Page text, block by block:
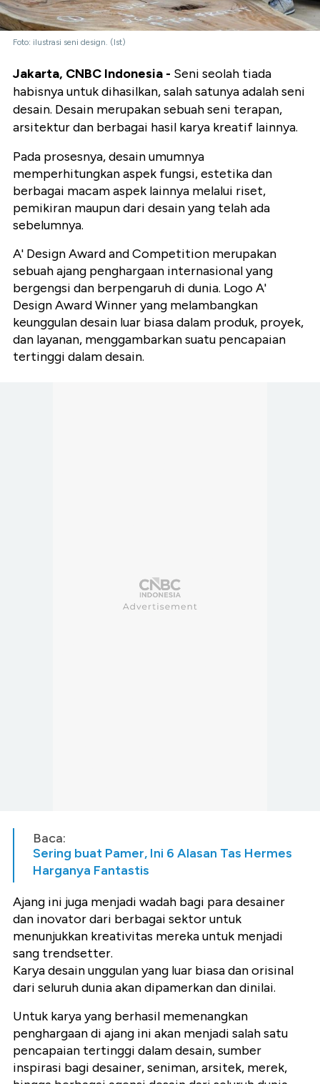
Foto: ilustrasi seni design. (Ist)
Jakarta, CNBC Indonesia - Seni seolah tiada
habisnya untuk dihasilkan, salah satunya adalah seni
desain. Desain merupakan sebuah seni terapan,
arsitektur dan berbagai hasil karya kreatif lainnya.
Pada prosesnya, desain umumnya
memperhitungkan aspek fungsi, estetika dan
berbagai macam aspek lainnya melalui riset,
pemikiran maupun dari desain yang telah ada
sebelumnya.
A' Design Award and Competition merupakan
sebuah ajang penghargaan internasional yang
bergengsi dan berpengaruh di dunia. Logo A'
Design Award Winner yang melambangkan
keunggulan desain luar biasa dalam produk, proyek,
dan layanan, menggambarkan suatu pencapaian
tertinggi dalam desain.
Baca:
Sering buat Pamer, Ini 6 Alasan Tas Hermes
Harganya Fantastis
Ajang ini juga menjadi wadah bagi para desainer
dan inovator dari berbagai sektor untuk
menunjukkan kreativitas mereka untuk menjadi
sang trendsetter.
Karya desain unggulan yang luar biasa dan orisinal
dari seluruh dunia akan dipamerkan dan dinilai.
Untuk karya yang berhasil memenangkan
penghargaan di ajang ini akan menjadi salah satu
pencapaian tertinggi dalam desain, sumber
inspirasi bagi desainer, seniman, arsitek, merek,